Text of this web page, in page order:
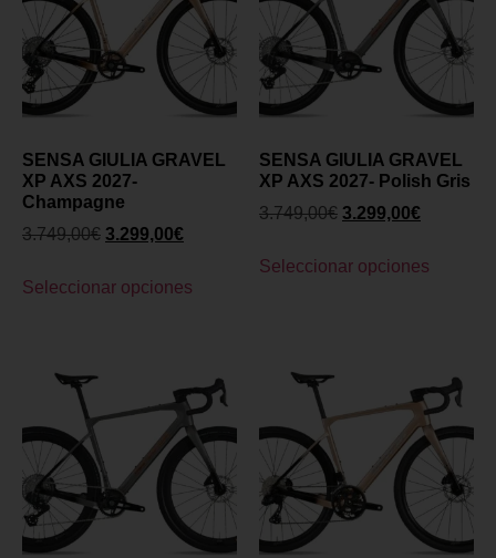
SENSA GIULIA GRAVEL
XP AXS 2027-
Champagne
3.749,00€ 3.299,00€
Seleccionar opciones
SENSA GIULIA GRAVEL
XP AXS 2027- Polish Gris
3.749,00€ 3.299,00€
Seleccionar opciones